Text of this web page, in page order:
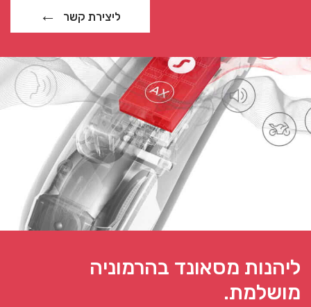
ליצירת קשר
ליהנות מסאונד בהרמוניה
מושלמת.